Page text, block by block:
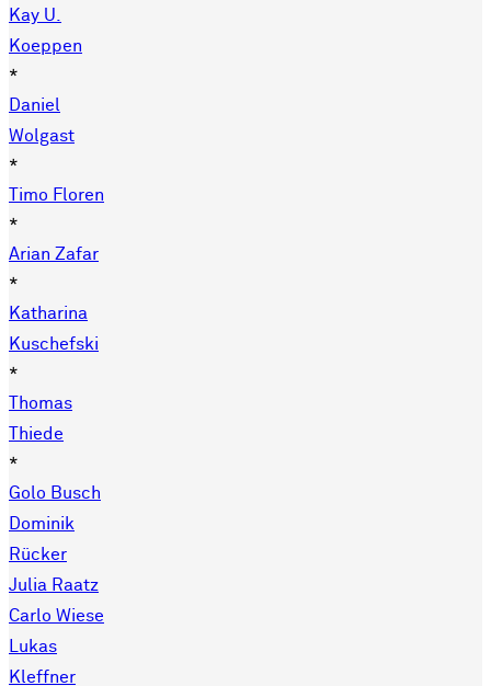
Kay U.
Koeppen
*
Daniel
Wolgast
*
Timo Floren
*
Arian Zafar
*
Katharina
Kuschefski
*
Thomas
Thiede
*
Golo Busch
Dominik
Rücker
Julia Raatz
Carlo Wiese
Lukas
Kleffner